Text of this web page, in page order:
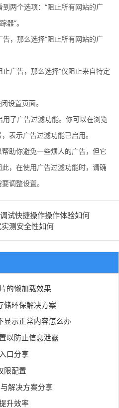
两个选项：“阻止所有网站的广
器”。
，那么选择“阻止所有网站的广
广告，那么选择“仅阻止来自特定
设置页面。
了广告过滤功能。你可以在浏览
表示广告过滤功能已启用。
助你避免一些烦人的广告，但它
，在使用广告过滤功能时，请确
调整设置。
试快捷操作操作体验如何
测安全性如何
的懒加载效果
储环保解决方案
显示正常内容怎么办
以防止信息泄露
口分享
限配置
解决方案分享
升效率